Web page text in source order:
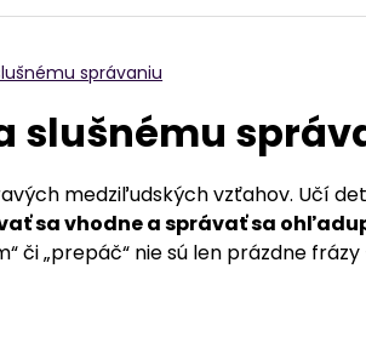
správaniu
slušnému
medziľudských vzťahov. Učí
sa vhodne a správať sa
či „prepáč“ nie sú len prázdne frázy